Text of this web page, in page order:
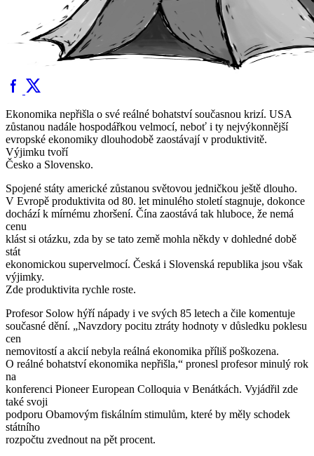
Ekonomika nepřišla o své reálné bohatství současnou krizí. USA
zůstanou nadále hospodářkou velmocí, neboť i ty nejvýkonnější
evropské ekonomiky dlouhodobě zaostávají v produktivitě.
Výjimku tvoří
Česko a Slovensko.
Spojené státy americké zůstanou světovou jedničkou ještě dlouho.
V Evropě produktivita od 80. let minulého století stagnuje, dokonce
dochází k mírnému zhoršení. Čína zaostává tak hluboce, že nemá
cenu
klást si otázku, zda by se tato země mohla někdy v dohledné době
stát
ekonomickou supervelmocí. Česká i Slovenská republika jsou však
výjimky.
Zde produktivita rychle roste.
Profesor Solow hýří nápady i ve svých 85 letech a čile komentuje
současné dění. „Navzdory pocitu ztráty hodnoty v důsledku poklesu
cen
nemovitostí a akcií nebyla reálná ekonomika příliš poškozena.
O reálné bohatství ekonomika nepřišla,“ pronesl profesor minulý rok
na
konferenci Pioneer European Colloquia v Benátkách. Vyjádřil zde
také svoji
podporu Obamovým fiskálním stimulům, které by měly schodek
státního
rozpočtu zvednout na pět procent.